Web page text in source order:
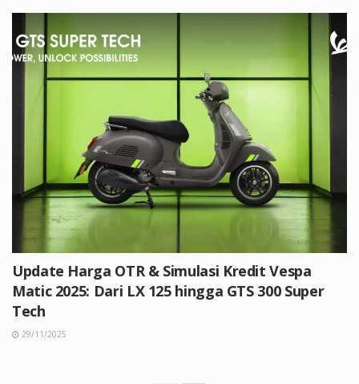
Update Harga OTR & Simulasi Kredit Vespa
Matic 2025: Dari LX 125 hingga GTS 300 Super
Tech
29/11/2025